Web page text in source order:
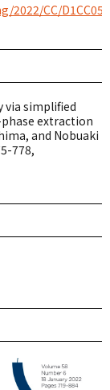
CC/
simplified
extraction
and Nobuaki
778,